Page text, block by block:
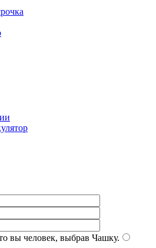
вы человек, выбрав Чашку.